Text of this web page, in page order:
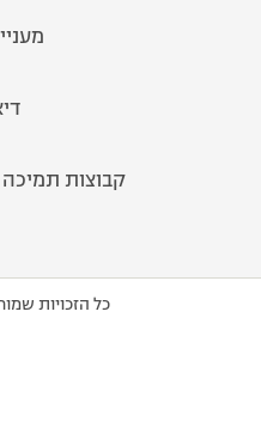
קבוצות תמיכה
כל הזכויות